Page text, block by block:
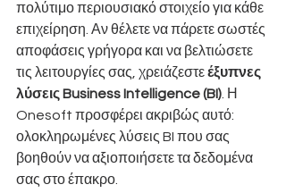
πολύτιμο περιουσιακό στοιχείο για κάθε
επιχείρηση. Αν θέλετε να πάρετε σωστές
αποφάσεις γρήγορα και να βελτιώσετε
τις λειτουργίες σας, χρειάζεστε έξυπνες
λύσεις Business Intelligence (BI) . Η
Onesoft προσφέρει ακριβώς αυτό:
ολοκληρωμένες λύσεις BI που σας
βοηθούν να αξιοποιήσετε τα δεδομένα
σας στο έπακρο.